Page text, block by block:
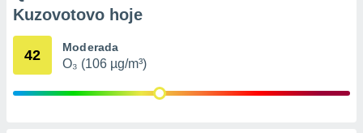
qual se
ou opor-
qualquer
Kuzovotovo hoje
42 Moderada
O₃ (106 µg/m³)